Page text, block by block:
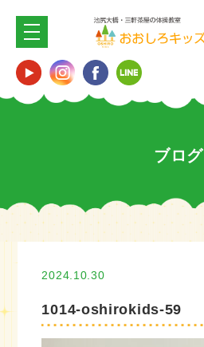
ブログ
2024.10.30
1014-oshirokids-59